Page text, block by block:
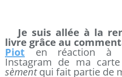
Je suis allée à la
livre grâce au
Piot en réaction à
Instagram de ma carte
sèmentqui fait partie de